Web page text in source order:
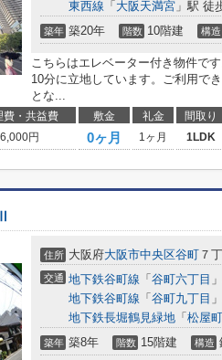
東西線 「 大阪天満宮 」駅 徒
築年 築20年 階数 10階建 構造
こちらはエレベーター付き物件で
10分に立地しています。ご利用で
とな...
費・共益費 敷金 礼金 間取り
6,000円 0ヶ月 1ヶ月 1LDK
住所 大阪府大阪市中央区谷町 ７
交通 地下鉄谷町線 「 谷町六丁目
地下鉄谷町線 「 谷町九丁目
地下鉄長堀鶴見緑地 「 松屋町
築年 築8年 階数 15階建 構造